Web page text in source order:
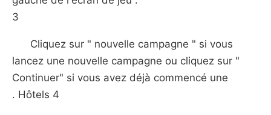
3
Cliquez sur " nouvelle campagne " si vous
lancez une nouvelle campagne ou cliquez sur "
Continuer" si vous avez déjà commencé une
. Hôtels 4